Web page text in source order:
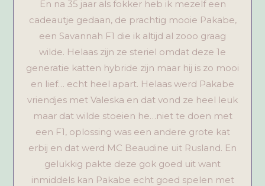
En na 35 jaar als fokker heb ik mezelf een
cadeautje gedaan, de prachtig mooie Pakabe,
een Savannah F1 die ik altijd al zooo graag
wilde. Helaas zijn ze steriel omdat deze 1e
generatie katten hybride zijn maar hij is zo mooi
en lief… echt heel apart. Helaas werd Pakabe
vriendjes met Valeska en dat vond ze heel leuk
maar dat wilde stoeien he…niet te doen met
een F1, oplossing was een andere grote kat
erbij en dat werd MC Beaudine uit Rusland. En
gelukkig pakte deze gok goed uit want
inmiddels kan Pakabe echt goed spelen met